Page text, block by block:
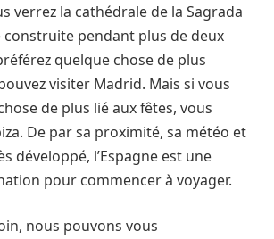
verrez la cathédrale de la Sagrada
construite pendant plus de deux
quelque chose de plus
visiter Madrid. Mais si vous
de plus lié aux fêtes, vous
De par sa proximité, sa météo et
développé, l’Espagne est une
pour commencer à voyager.
nous pouvons vous